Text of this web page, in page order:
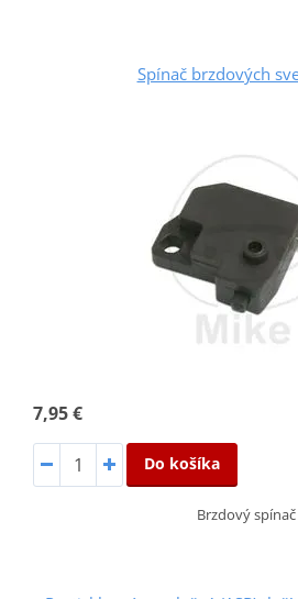
Spínač brzdových
7,95 €
Do košíka
Brzdový spínač